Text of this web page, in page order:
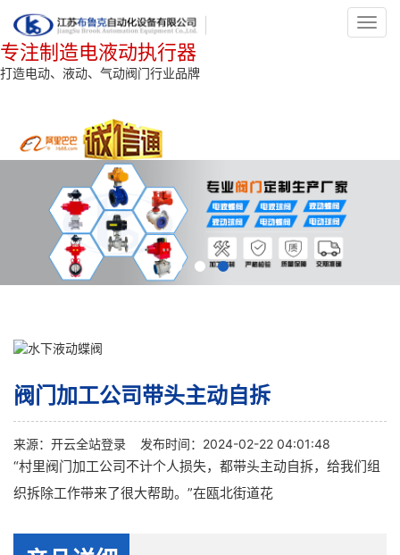
专注制造电液动执行器
打造电动、液动、气动阀门行业品牌
阀门加工公司带头主动自拆
来源： 开云全站登录 发布时间：2024-02-22 04:01:48
“村里阀门加工公司不计个人损失，都带头主动自拆，给我们组
织拆除工作带来了很大帮助。”在瓯北街道花